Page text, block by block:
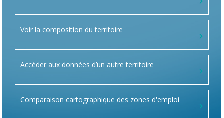
Voir la composition du territoire
Accéder aux données d’un autre territoire
Comparaison cartographique des zones d'emploi